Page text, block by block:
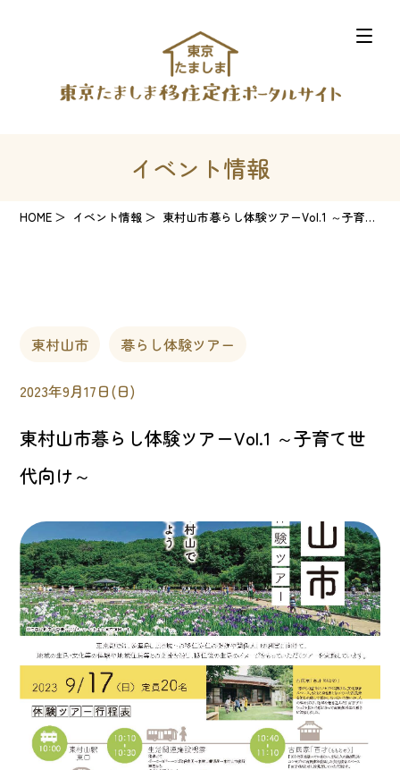
イベント情報
HOME イベント情報 東村山市暮らし体験ツアーVol.1 ～子育て世代向け～
東村山市 暮らし体験ツアー
2023年9月17日(日)
東村山市暮らし体験ツアーVol.1 ～子育て世
代向け～